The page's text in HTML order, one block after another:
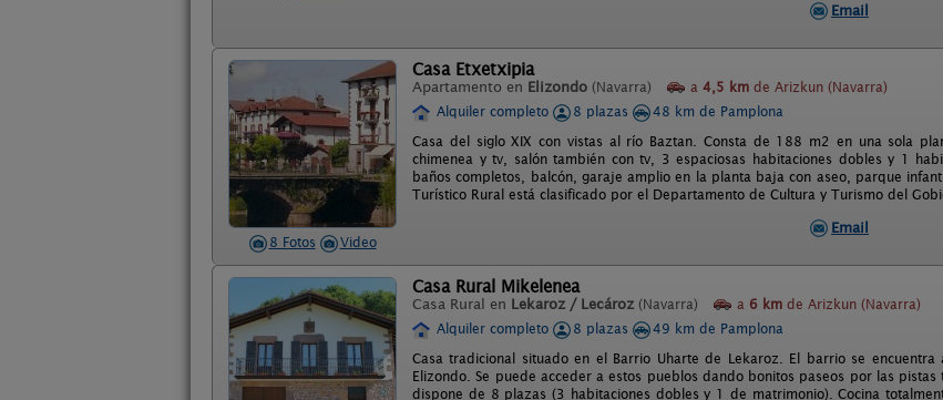
Email
8 Fotos Video
Casa Etxetxipia
Apartamento en Elizondo (Navarra) a 4,5 km de Arizkun (Navarra)
Alquiler completo
8 plazas
48 km de Pamplona
Casa del siglo XIX con vistas al río Baztan. Consta de 188 m2 en una sola
chimenea y tv, salón también con tv, 3 espaciosas habitaciones dobles y 1
baños completos, balcón, garaje amplio en la planta baja con aseo, parque
Turístico Rural está clasificado por el Departamento de Cultura y Turismo del
Email
Casa Rural Mikelenea
Casa Rural en Lekaroz / Lecároz (Navarra) a 6 km de Arizkun (Navarra)
Alquiler completo
8 plazas
49 km de Pamplona
Casa tradicional situado en el Barrio Uharte de Lekaroz. El barrio se
Elizondo. Se puede acceder a estos pueblos dando bonitos paseos por las
dispone de 8 plazas (3 habitaciones dobles y 1 de matrimonio). Cocina